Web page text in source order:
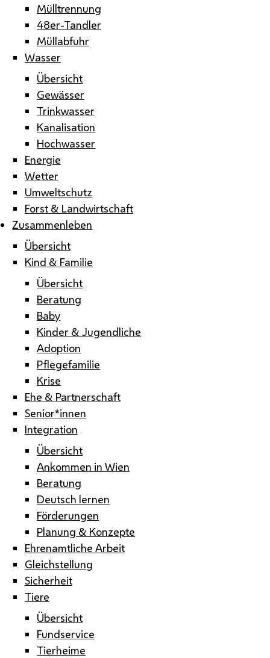
Mülltrennung
48er-Tandler
Müllabfuhr
Wasser
Übersicht
Gewässer
Trinkwasser
Kanalisation
Hochwasser
Energie
Wetter
Umweltschutz
Forst & Landwirtschaft
Zusammenleben
Übersicht
Kind & Familie
Übersicht
Beratung
Baby
Kinder & Jugendliche
Adoption
Pflegefamilie
Krise
Ehe & Partnerschaft
Senior*innen
Integration
Übersicht
Ankommen in Wien
Beratung
Deutsch lernen
Förderungen
Planung & Konzepte
Ehrenamtliche Arbeit
Gleichstellung
Sicherheit
Tiere
Übersicht
Fundservice
Tierheime